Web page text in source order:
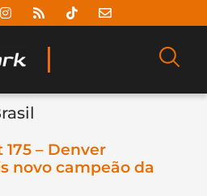
– Denver
novo campeão da